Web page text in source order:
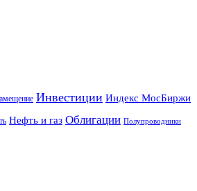
Инвестиции Индекс МосБиржи
Нефть и газ Облигации Полупроводники